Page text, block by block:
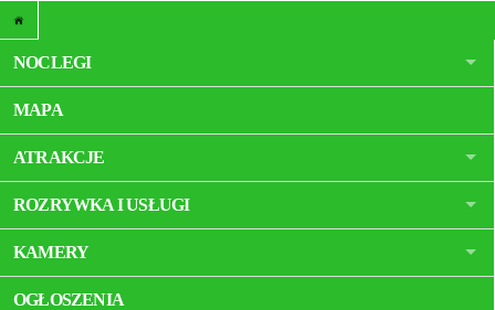
NOCLEGI
MAPA
ATRAKCJE
ROZRYWKA I USŁUGI
KAMERY
OGŁOSZENIA